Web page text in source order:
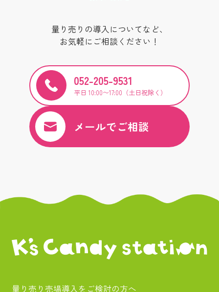
量り売りの導入についてなど、
お気軽にご相談ください！
052-205-9531
平日 10:00〜17:00（土日祝除く）
メールでご相談
量り売り売場導入をご検討の方へ